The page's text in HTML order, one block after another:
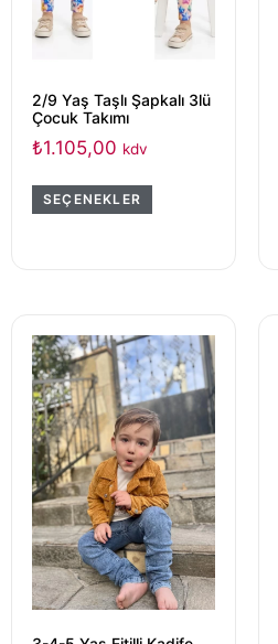
2/9 Yaş Taşlı Şapkalı 3lü
Çocuk Takımı
₺1.105,00 kdv
SEÇENEKLER